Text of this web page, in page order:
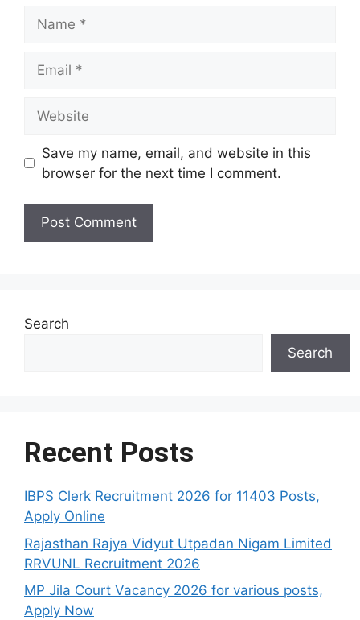
Save my name, email, and website in this
browser for the next time I comment.
Search
Search
Recent Posts
IBPS Clerk Recruitment 2026 for 11403 Posts,
Apply Online
Rajasthan Rajya Vidyut Utpadan Nigam Limited
RRVUNL Recruitment 2026
MP Jila Court Vacancy 2026 for various posts,
Apply Now